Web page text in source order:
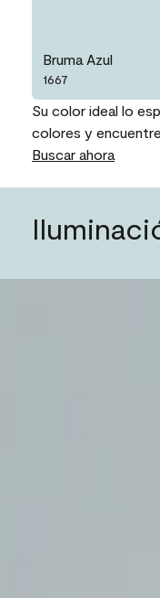
Bruma Azul
1667
Su color ideal lo
colores y
Buscar ahora